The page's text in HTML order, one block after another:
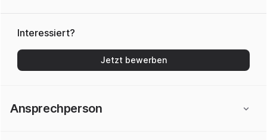
Interessiert?
Jetzt bewerben
Ansprechperson